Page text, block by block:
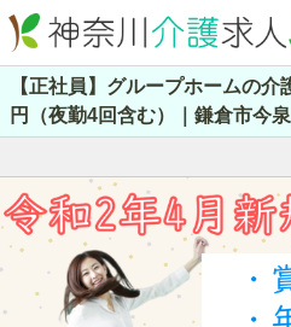
【正社員】グループホームの
円（夜勤4回含む）｜鎌倉市今泉